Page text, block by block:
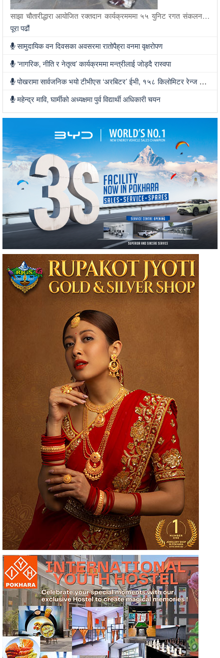
साझा चौतारीद्धारा आयोजित रक्तदान कार्यक्रमममा ५५ युनिट रगत संकलन…
पूरा पढौं
सामुदायिक वन दिवसका अवसरमा रातोपैह्रा वनमा वृक्षरोपण
‘नागरिक, नीति र नेतृत्व’ कार्यक्रममा मन्त्रीलाई जोड्दै रास्वपा
पोखरामा सार्वजनिक भयो टीभीएस ‘अरबिटर’ ईभी, १५८ किलोमिटर रेन्ज र ३४ लिटर बुट स्पेस
महेन्द्र मावि, घार्मीको अध्यक्षमा पुर्व विद्यार्थी अधिकारी चयन